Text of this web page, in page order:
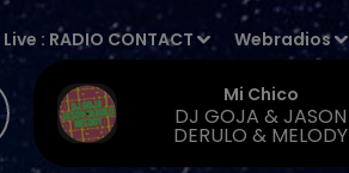
Live : RADIO CONTACT Webradios
Mi Chico
DJ GOJA & JASON
DERULO & MELODY